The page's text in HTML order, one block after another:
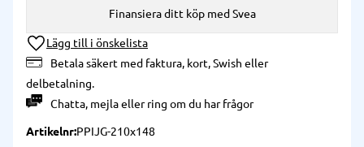
Lägg till i önskelista
Betala säkert med faktura, kort, Swish eller
delbetalning.
Chatta, mejlaellerring om du har frågor
Finansiera ditt köp med Svea
Artikelnr PPIJG-210x148